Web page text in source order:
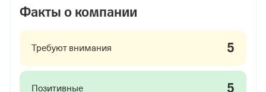
Факты о компании
Требуют внимания 5
Позитивные 5